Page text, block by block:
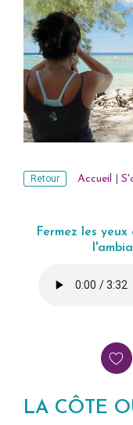
Retour Accueil
Fermez les
LA CÔTE